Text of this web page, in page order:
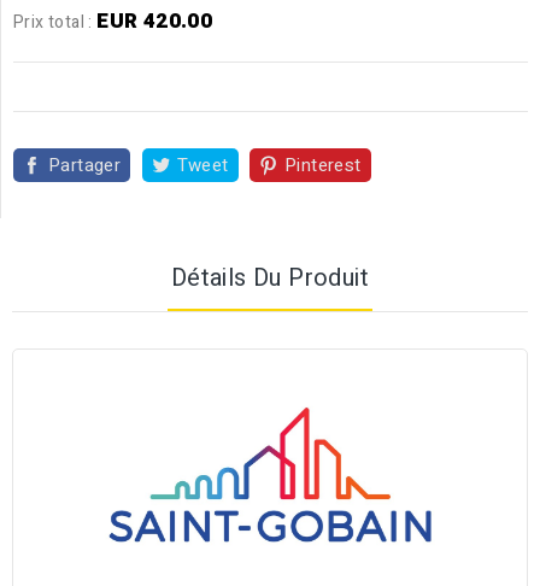
Prix ​​total : EUR 420.00
Partager Tweet Pinterest
Détails Du Produit